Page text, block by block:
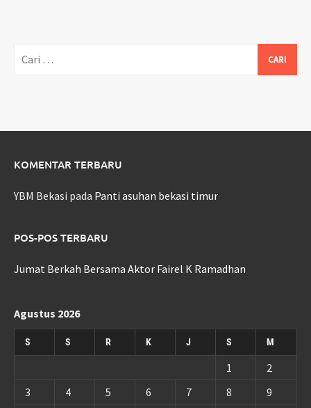
untuk:
KOMENTAR TERBARU
YBM Bekasi pada Panti asuhan bekasi timur
POS-POS TERBARU
Jumat Berkah Bersama Aktor Fairel K Ramadhan
Agustus 2026
S S R K J S M
1
2
3
4 5 6 7 8
9